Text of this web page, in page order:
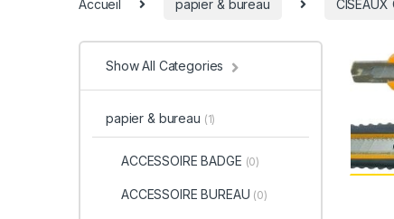
Accueil papier & bureau CISEAUX
Show All Categories
papier & bureau (1)
ACCESSOIRE BADGE (0)
ACCESSOIRE BUREAU (0)